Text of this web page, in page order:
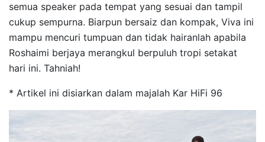
semua speaker pada tempat yang sesuai dan tampil
cukup sempurna. Biarpun bersaiz dan kompak, Viva ini
mampu mencuri tumpuan dan tidak hairanlah apabila
Roshaimi berjaya merangkul berpuluh tropi setakat
hari ini. Tahniah!
* Artikel ini disiarkan dalam majalah Kar HiFi 96